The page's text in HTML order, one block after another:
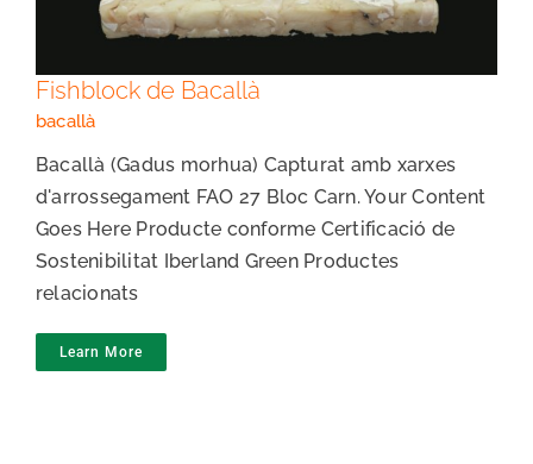
Fishblock de Bacallà
bacallà
Bacallà (Gadus morhua) Capturat amb xarxes
d'arrossegament FAO 27 Bloc Carn. Your Content
Goes Here Producte conforme Certificació de
Sostenibilitat Iberland Green Productes
relacionats
Learn More